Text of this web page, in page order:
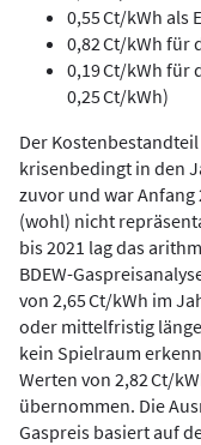
0,55 Ct/kWh als
0,82 Ct/kWh für
0,19 Ct/kWh für
0,25 Ct/kWh)
Der
krisenbedingt in den
zuvor und war
(wohl) nicht
bis 2021 lag das
BDEW-
von 2,65 Ct/kWh im
oder mittelfristig
kein Spielraum
Werten von 2,82 Ct/
übernommen. Die
Gaspreis basiert auf